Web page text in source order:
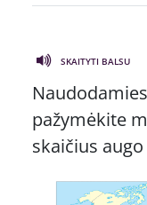
SKAITYTI BALSU
pažymėkite
skaičius